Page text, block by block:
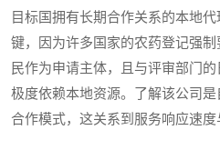
目标国拥有长期合作关系的本地
键，因为许多国家的农药登记强
民作为申请主体，且与评审部门
极度依赖本地资源。了解该公司
合作模式，这关系到服务响应速度